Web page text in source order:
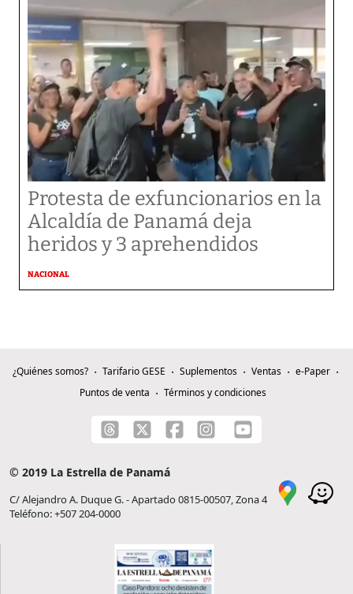
Protesta de exfuncionarios en la
Alcaldía de Panamá deja
heridos y 3 aprehendidos
NACIONAL
¿Quiénes somos? Tarifario GESE Suplementos Ventas
e-Paper
Puntos de venta
Términos y condiciones
© 2019 La Estrella de Panamá
C/ Alejandro A. Duque G. - Apartado 0815-00507, Zona 4
Teléfono: +507 204-0000